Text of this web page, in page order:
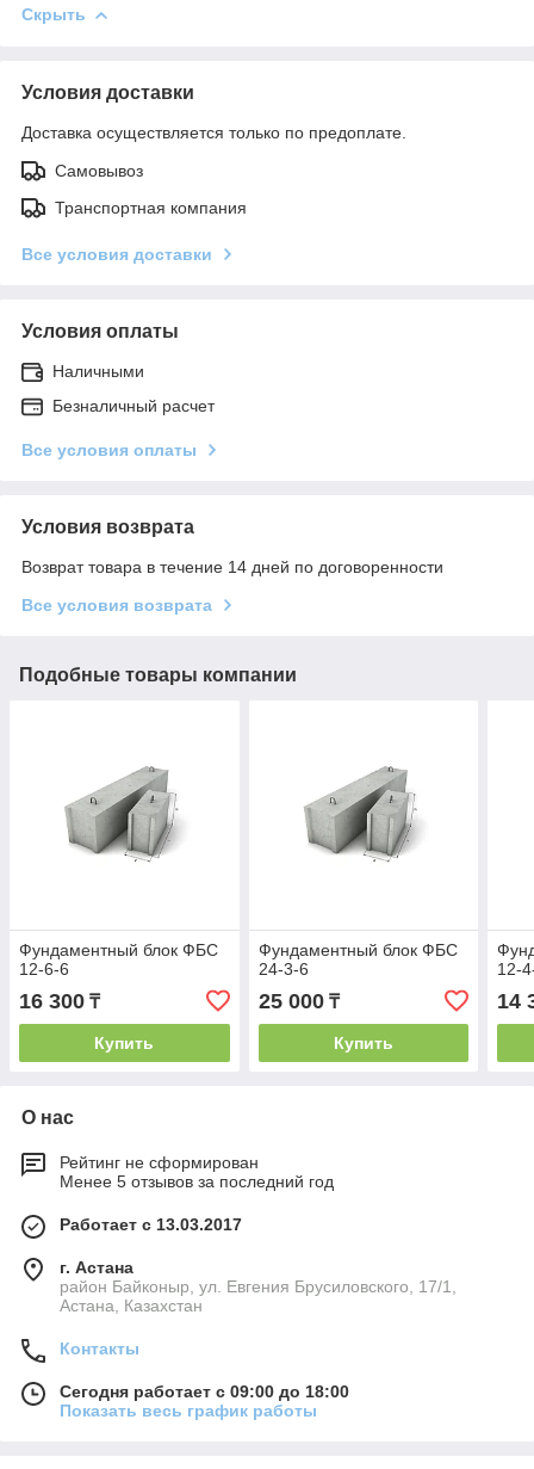
Скрыть
Условия доставки
Доставка осуществляется только по предоплате.
Самовывоз
Транспортная компания
Все условия доставки
Условия оплаты
Наличными
Безналичный расчет
Все условия оплаты
Условия возврата
Возврат товара в течение 14 дней по договоренности
Все условия возврата
Подобные товары компании
Фундаментный блок ФБС
12-6-6
16 300 ₸
Купить
Фундаментный блок ФБС
24-3-6
25 000₸
Купить
12-
14
О нас
Рейтинг не сформирован
Менее 5 отзывов за последний год
Работает с 13.03.2017
г. Астана
район Байконыр, ул. Евгения Брусиловского, 17/1,
Астана, Казахстан
Контакты
Сегодня работает с 09:00 до 18:00
Показать весь график работы